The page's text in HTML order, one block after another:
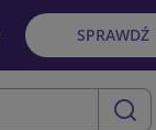
SPRAWDŹ
szukaj